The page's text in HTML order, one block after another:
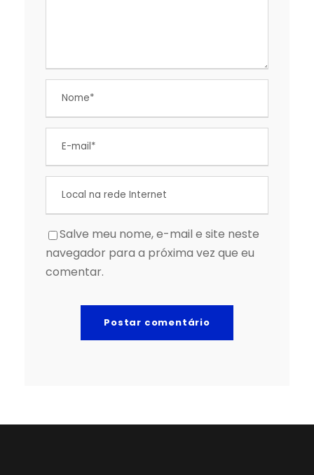
Salve meu nome, e-mail e site neste
navegador para a próxima vez que eu
comentar.